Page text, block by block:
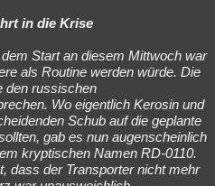
in die Krise
Start an diesem Mittwoch war
als Routine werden würde. Die
den russischen
Wo eigentlich Kerosin und
Schub auf die geplante
gab es nun augenscheinlich
kryptischen Namen RD-0110.
dass der Transporter nicht mehr